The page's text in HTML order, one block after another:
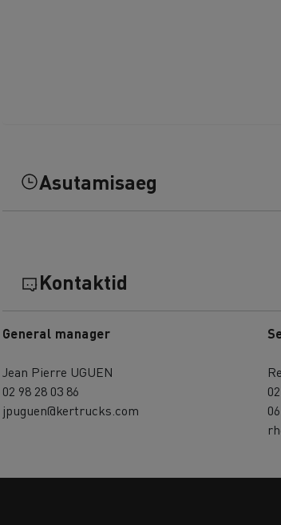
Asutamisaeg
Kontaktid
General manager
Jean Pierre UGUEN
02 98 28 03 86
jpuguen@kertrucks.com